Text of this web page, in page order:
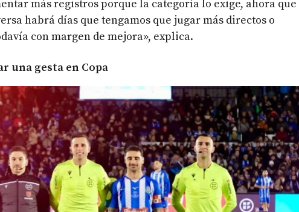
más registros porque la categoría lo exige, ahora que
habrá días que tengamos que jugar más directos o
con margen de mejora», explica.
una gesta en Copa